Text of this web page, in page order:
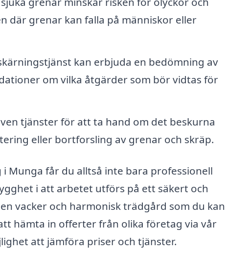
där grenar kan falla på människor eller
kan erbjuda en bedömning av
om vilka åtgärder som bör vidtas för
tjänster för att ta hand om det beskurna
eller bortforsling av grenar och skräp.
Munga får du alltså inte bara professionell
i att arbetet utförs på ett säkert och
vacker och harmonisk trädgård som du kan
hämta in offerter från olika företag via vår
att jämföra priser och tjänster.